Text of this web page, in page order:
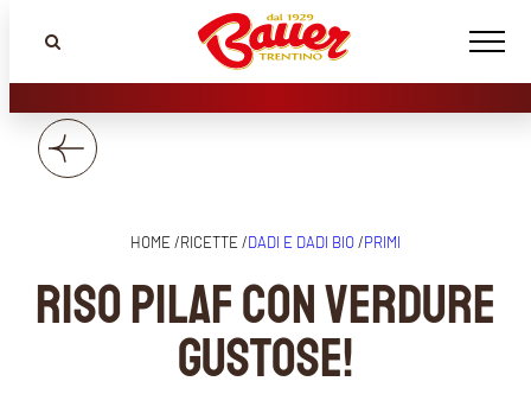
HOME /RICETTE /DADI E DADI BIO/PRIMI
Riso pilaf con verdure
gustose!